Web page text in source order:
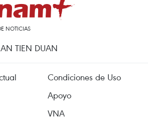
NOTICIAS
TIEN DUAN
Condiciones de Uso
Apoyo
VNA